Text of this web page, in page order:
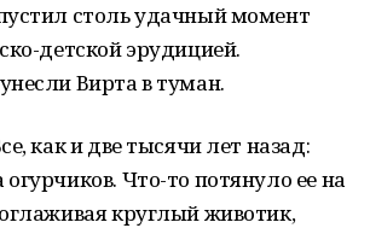
столь удачный момент
детской эрудицией.
Вирта в туман.
как и две тысячи лет назад:
Что-то потянуло ее на
круглый животик,